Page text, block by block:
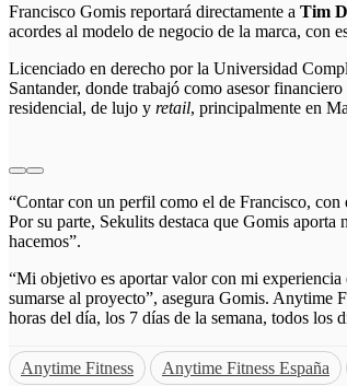
Francisco Gomis reportará directamente a Tim
acordes al modelo de negocio de la marca, con
Licenciado en derecho por la Universidad
Santander, donde trabajó como asesor
residencial, de lujo y retail, principalmente en
“Contar con un perfil como el de Francisco,
Por su parte, Sekulits destaca que Gomis
hacemos”.
“Mi objetivo es aportar valor con mi experiencia
sumarse al proyecto”, asegura Gomis. Anytime
horas del día, los 7 días de la semana, todos los
Anytime Fitness Anytime Fitness España